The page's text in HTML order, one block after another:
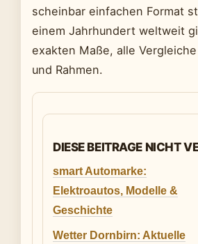
scheinbar einfachen Format
einem Jahrhundert weltweit
exakten Maße, alle
und Rahmen.
DIESE BEITRAGE NICHT
smart Automarke:
Elektroautos, Modelle &
Geschichte
Wetter Dornbirn: Aktuelle